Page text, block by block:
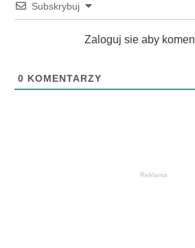
Subskrybuj
Zaloguj sie aby
0 KOMENTARZY
Reklama